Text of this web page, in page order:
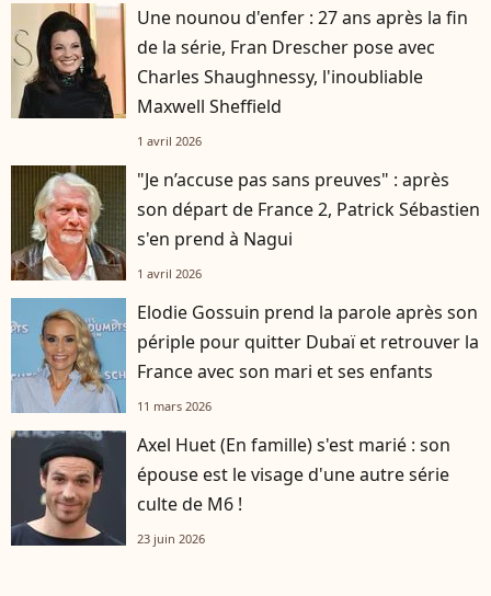
Une nounou d'enfer : 27 ans après la fin
de la série, Fran Drescher pose avec
Charles Shaughnessy, l'inoubliable
Maxwell Sheffield
1 avril 2026
"Je n’accuse pas sans preuves" : après
son départ de France 2, Patrick Sébastien
s'en prend à Nagui
1 avril 2026
Elodie Gossuin prend la parole après son
périple pour quitter Dubaï et retrouver la
France avec son mari et ses enfants
11 mars 2026
Axel Huet (En famille) s'est marié : son
épouse est le visage d'une autre série
culte de M6 !
23 juin 2026